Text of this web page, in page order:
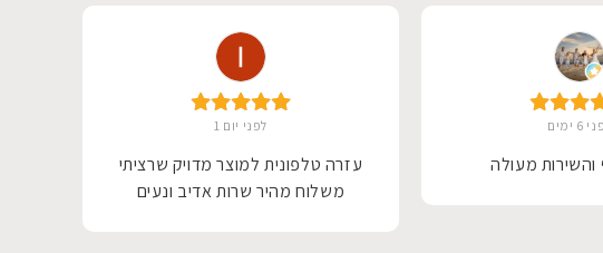
לפני יום 1
עזרה טלפונית למוצר מדויק שרציתי
משלוח מהיר שרות אדיב ונעים
6 ימים
והשירות מעולה